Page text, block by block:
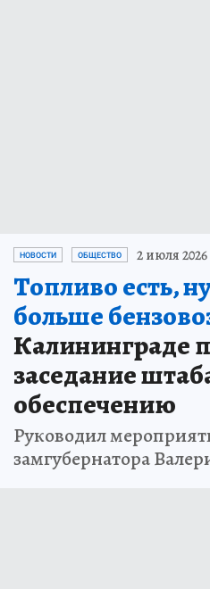
НОВОСТИ ОБЩЕСТВО 2 июля 2026
Топливо есть,
больше
Калининграде
заседание
обеспечению
Руководил
замгубернатора